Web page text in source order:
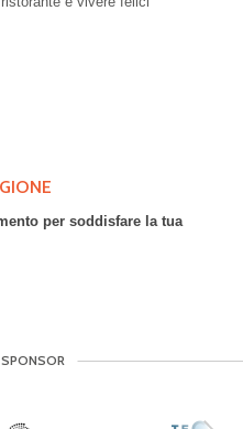
per soddisfare la tua